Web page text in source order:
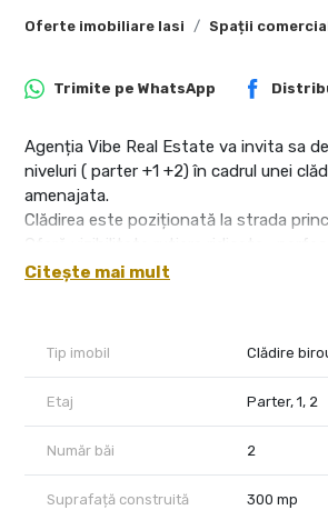
Oferte imobiliare Iasi Spații
Trimite pe WhatsApp
Agenția Vibe Real Estate va invita sa
niveluri ( parter +1 +2) în cadrul unei
amenajata.
Clădirea este poziționată la strada
Oferă vizibilitate rutiera ridicata ,
termice, sanitare, instalații, activități
Spatiul este complet amenajat (
exterioara , minim 3 locuri de parcare
# Chiria solictata este de 2400 euro /
# Se percepe garanție și comision
# Chiria e negociabila în funcție de
Citește mai mult
Tip imobil Clădire
Etaj Parter, 1, 2
Număr băi 2
Suprafață construită 300 mp